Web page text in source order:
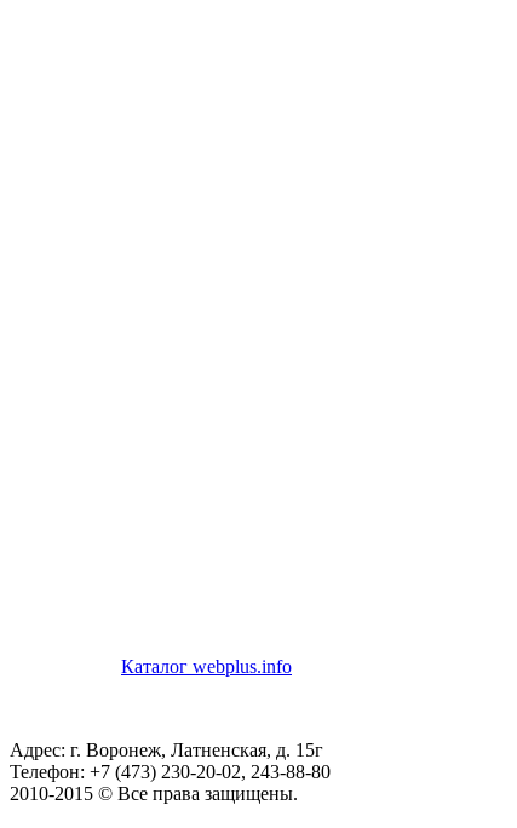
Каталог webplus.info
Адрес: г. Воронеж, Латненская, д. 15г
Телефон: +7 (473) 230-20-02, 243-88-80
2010-2015 © Все права защищены.